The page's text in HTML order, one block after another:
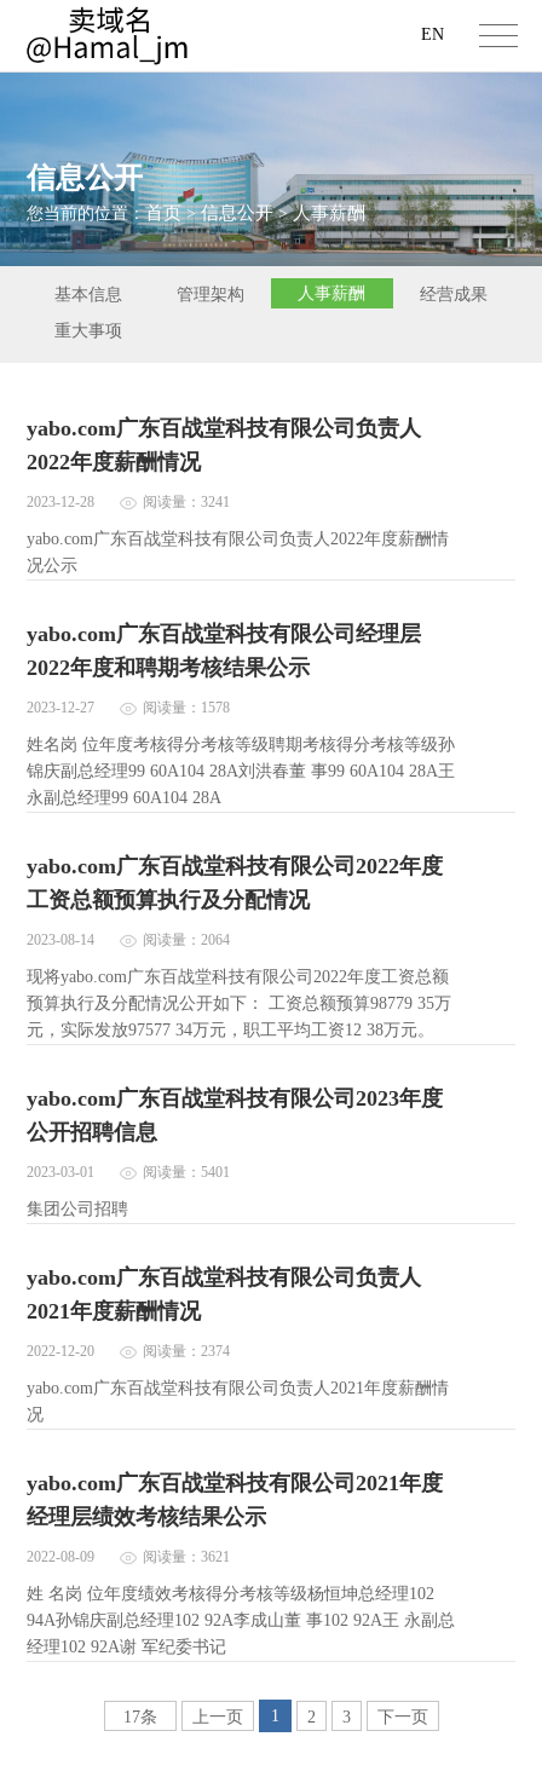
EN
信息公开
您当前的位置：首页>信息公开>人事薪酬
基本信息 管理架构 人事薪酬
经营成果
重大事项
yabo.com广东百战堂科技有限公司负责人
2022年度薪酬情况
2023-12-28 阅读量：3241
yabo.com广东百战堂科技有限公司负责人2022年度薪酬情
况公示
yabo.com广东百战堂科技有限公司经理层
2022年度和聘期考核结果公示
2023-12-27 阅读量：1578
姓名岗 位年度考核得分考核等级聘期考核得分考核等级孙
锦庆副总经理99 60A104 28A刘洪春董 事99 60A104 28A王
永副总经理99 60A104 28A
yabo.com广东百战堂科技有限公司2022年度
工资总额预算执行及分配情况
2023-08-14 阅读量：2064
现将yabo.com广东百战堂科技有限公司2022年度工资总额
预算执行及分配情况公开如下： 工资总额预算98779 35万
元，实际发放97577 34万元，职工平均工资12 38万元。
yabo.com广东百战堂科技有限公司2023年度
公开招聘信息
2023-03-01 阅读量：5401
集团公司招聘
yabo.com广东百战堂科技有限公司负责人
2021年度薪酬情况
2022-12-20 阅读量：2374
yabo.com广东百战堂科技有限公司负责人2021年度薪酬情
况
yabo.com广东百战堂科技有限公司2021年度
经理层绩效考核结果公示
2022-08-09 阅读量：3621
姓 名岗 位年度绩效考核得分考核等级杨恒坤总经理102
94A孙锦庆副总经理102 92A李成山董 事102 92A王 永副总
经理102 92A谢 军纪委书记
17条 上一页 1 2 3 下一页